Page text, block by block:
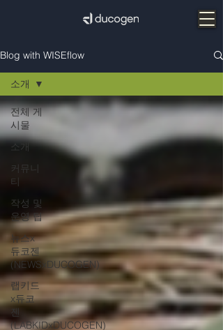
Blog with WISEflow
전체 게
시물
소개
커뮤니
티
작성 및
운영 팁
뉴스x
듀코젠
(NEWSxDUCOGEN)
랩키드
x듀코
젠
(LABKIDxDUCOGEN)
소개